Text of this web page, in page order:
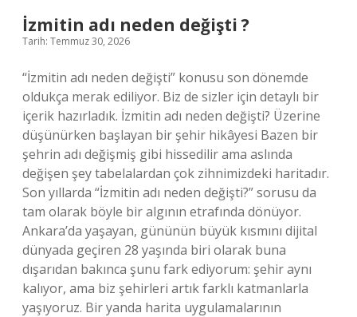
İzmitin adı neden değişti ?
Tarih: Temmuz 30, 2026
“İzmitin adı neden değişti” konusu son dönemde
oldukça merak ediliyor. Biz de sizler için detaylı bir
içerik hazırladık. İzmitin adı neden değişti? Üzerine
düşünürken başlayan bir şehir hikâyesi Bazen bir
şehrin adı değişmiş gibi hissedilir ama aslında
değişen şey tabelalardan çok zihnimizdeki haritadır.
Son yıllarda “İzmitin adı neden değişti?” sorusu da
tam olarak böyle bir algının etrafında dönüyor.
Ankara’da yaşayan, gününün büyük kısmını dijital
dünyada geçiren 28 yaşında biri olarak buna
dışarıdan bakınca şunu fark ediyorum: şehir aynı
kalıyor, ama biz şehirleri artık farklı katmanlarla
yaşıyoruz. Bir yanda harita uygulamalarının